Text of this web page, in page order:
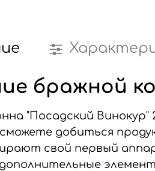
бражной
"Посадский
добиться
свой первый